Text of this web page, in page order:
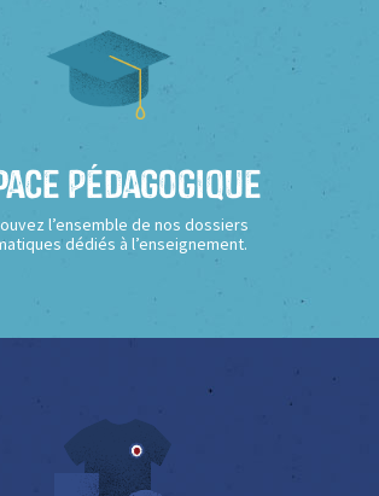
Pédagogique
l’ensemble de nos dossiers
dédiés à l’enseignement.